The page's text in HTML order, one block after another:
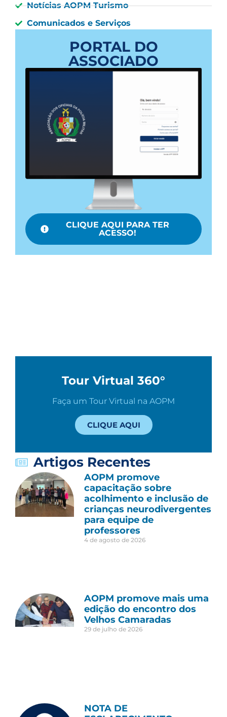
Notícias AOPM Turismo
Comunicados e Serviços
PORTAL DO
ASSOCIADO
CLIQUE AQUI PARA TER
ACESSO!
Tour Virtual 360°
Faça um Tour Virtual na AOPM
CLIQUE AQUI
Artigos Recentes
AOPM promove
capacitação sobre
acolhimento e inclusão de
crianças neurodivergentes
para equipe de
professores
4 de agosto de 2026
AOPM promove mais uma
edição do encontro dos
Velhos Camaradas
29 de julho de 2026
NOTA DE